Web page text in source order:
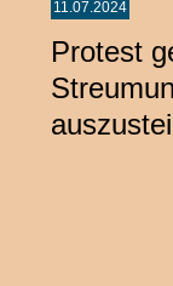
11.07.2024
Protest